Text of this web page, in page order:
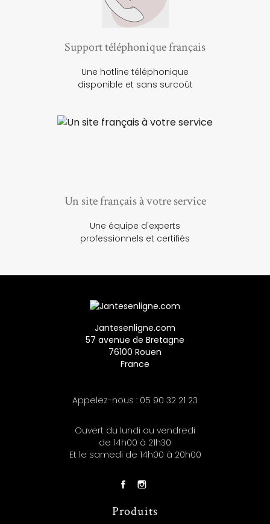
Support téléphonique français
Une hotline téléphonique
disponible et sans surcoût
Un site français à votre service
Une équipe d'experts
professionnels et certifiés
Jantesenligne.com
57 avenue de Bretagne
76100 Rouen
France
Appelez-nous : 05 90 32 21 23
Ouvert du lundi au vendredi
de 14h00 à 21h30
Et le samedi de 14h00 à 20h00
Produits